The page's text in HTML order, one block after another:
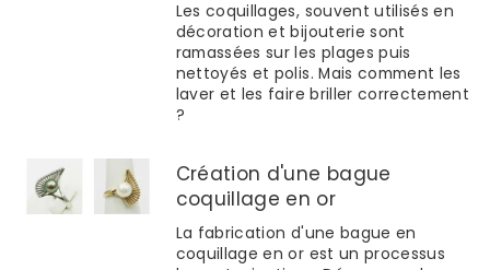
Les coquillages, souvent utilisés en
décoration et bijouterie sont
ramassées sur les plages puis
nettoyés et polis. Mais comment les
laver et les faire briller correctement
?
Création d'une bague
coquillage en or
La fabrication d'une bague en
coquillage en or est un processus